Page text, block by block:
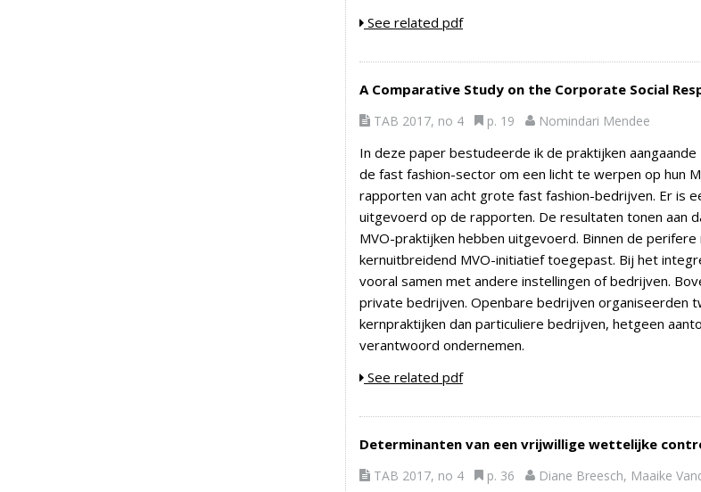
See related pdf
A Comparative Study on the Corporate Social
TAB 2017, no 4 p. 19 Nomindari Mendee
In deze paper bestudeerde ik de praktijken
de fast fashion-sector om een licht te werpen op hun
rapporten van acht grote fast fashion-bedrijven. Er is
uitgevoerd op de rapporten. De resultaten tonen aan
MVO-praktijken hebben uitgevoerd. Binnen de
kernuitbreidend MVO-initiatief toegepast. Bij het
vooral samen met andere instellingen of bedrijven.
private bedrijven. Openbare bedrijven organiseerden
kernpraktijken dan particuliere bedrijven, hetgeen
verantwoord ondernemen.
See related pdf
Determinanten van een vrijwillige wettelijke
TAB 2017, no 4 p. 36 Diane Breesch, Maaike